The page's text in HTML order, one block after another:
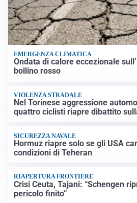
EMERGENZA CLIMATICA
Ondata di calore eccezionale
bollino rosso
VIOLENZA STRADALE
Nel Torinese aggressione
quattro ciclisti riapre dibattito
SICUREZZA NAVALE
Hormuz riapre solo se gli USA
condizioni di Teheran
RIAPERTURA FRONTIERE
Crisi Ceuta, Tajani: “Schengen
pericolo finito”